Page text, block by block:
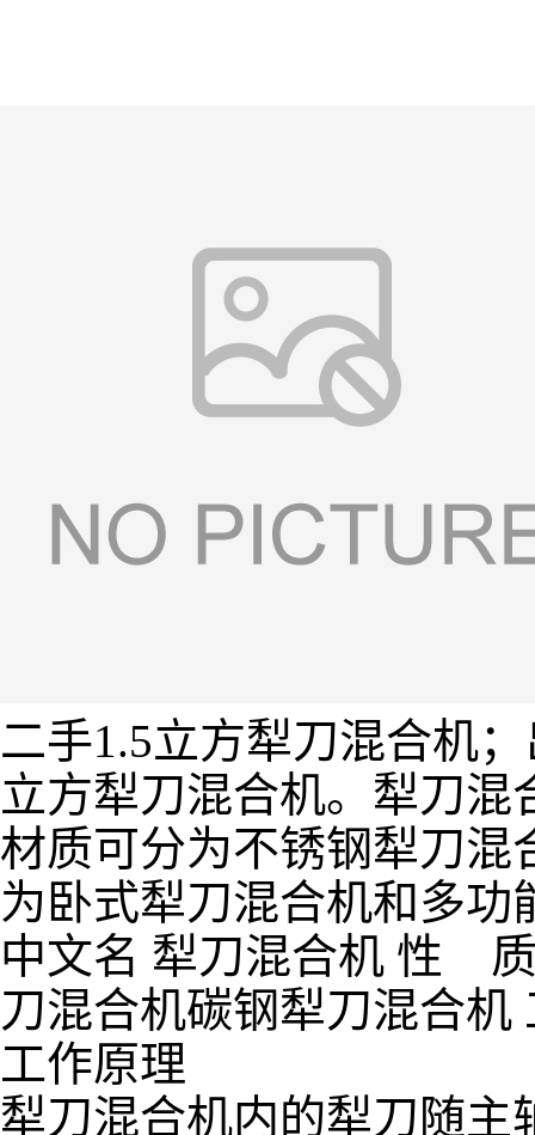
二手1.5立方犁刀混合机
立方犁刀混合机。犁刀
材质可分为不锈钢犁刀混
为卧式犁刀混合机和多功
中文名 犁刀混合机 性
刀混合机碳钢犁刀混合机
工作原理
犁刀混合机内的犁刀随